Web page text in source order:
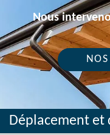
Nous
Déplacement et